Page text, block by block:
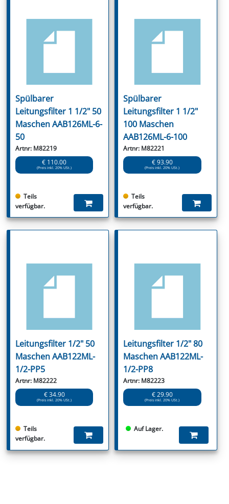
Spülbarer
Leitungsfilter 1 1/2" 50
Maschen AAB126ML-6-
50
Artnr: M82219
€ 110.00
(Preis inkl. 20% USt.)
Teils
verfügbar.
Spülbarer
Leitungsfilter 1 1/2"
100 Maschen
AAB126ML-6-100
Artnr: M82221
€ 93.90
(Preis inkl. 20% USt.)
Teils
verfügbar.
Leitungsfilter 1/2" 50
Maschen AAB122ML-
1/2-PP5
Artnr: M82222
€ 34.90
(Preis inkl. 20% USt.)
Teils
verfügbar.
Leitungsfilter 1/2" 80
Maschen AAB122ML-
1/2-PP8
Artnr: M82223
€ 29.90
(Preis inkl. 20% USt.)
Auf Lager.